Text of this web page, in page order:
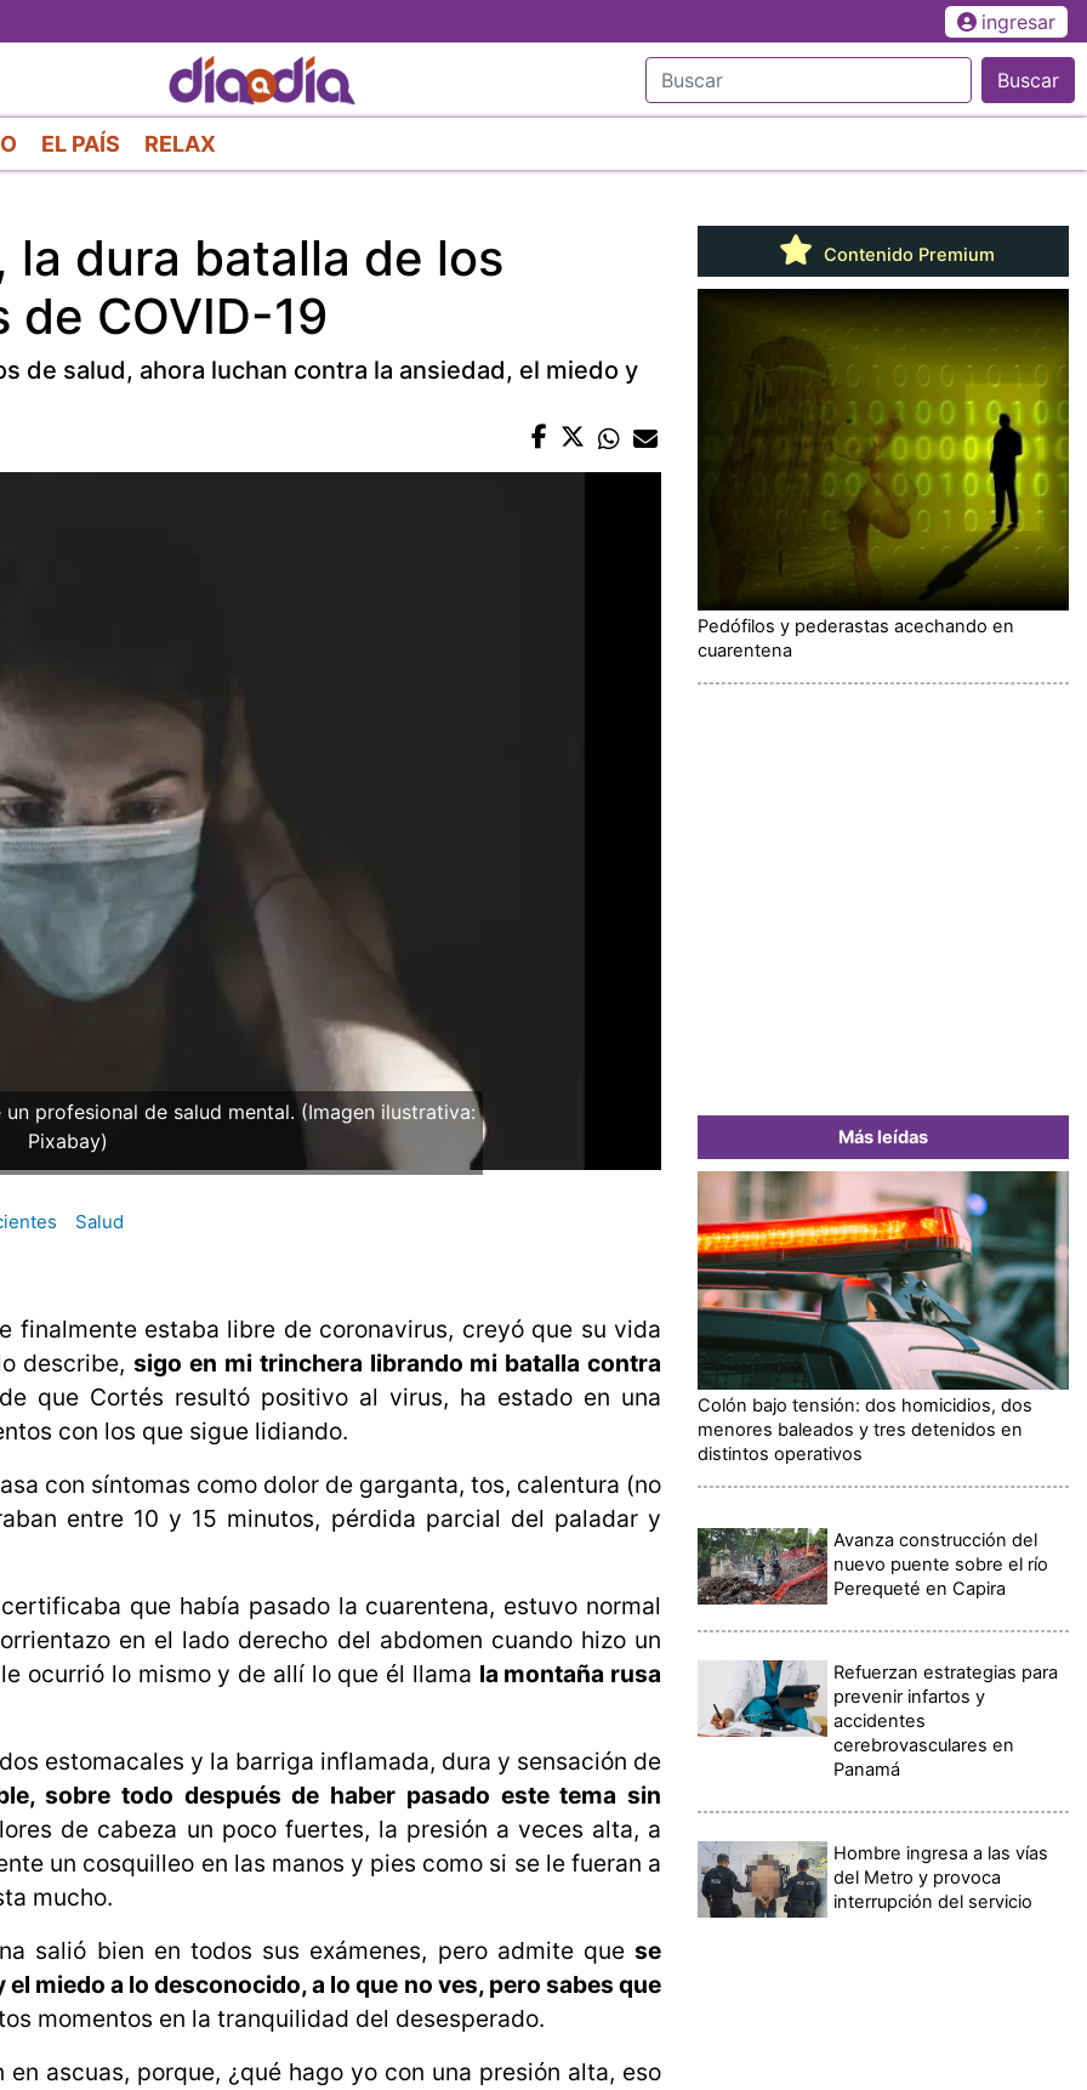
al
contenido
principal
ingresar
Buscar
EL PAÍS RELAX
la dura batalla de los
COVID-19
de salud, ahora luchan contra la ansiedad, el miedo y
profesional de salud mental. (Imagen ilustrativa:
Pixabay)
Salud
finalmente estaba libre de coronavirus, creyó que su vida
describe,sigo en mi trinchera librando mi batalla contra
que Cortés resultó positivo al virus, ha estado en una
con los que sigue lidiando.
con síntomas como dolor de garganta, tos, calentura (no
entre 10 y 15 minutos, pérdida parcial del paladar y
que había pasado la cuarentena, estuvo normal
en el lado derecho del abdomen cuando hizo un
ocurrió lo mismo y de allí lo que él llama la montaña rusa
estomacales y la barriga inflamada, dura y sensación de
sobre todo después de haber pasado este tema sin
de cabeza un poco fuertes, la presión a veces alta, a
un cosquilleo en las manos y pies como si se le fueran a
mucho.
salió bien en todos sus exámenes, pero admite que se
miedo a lo desconocido, a lo que no ves, pero sabes que
momentos en la tranquilidad del desesperado.
en ascuas, porque, ¿qué hago yo con una presión alta, eso
Contenido Premium
Pedófilos y pederastas acechando en
cuarentena
Más leídas
Colón bajo tensión: dos homicidios, dos
menores baleados y tres detenidos en
distintos operativos
Avanza construcción del
nuevo puente sobre el río
Perequeté en Capira
Refuerzan estrategias para
prevenir infartos y
accidentes
cerebrovasculares en
Panamá
Hombre ingresa a las vías
del Metro y provoca
interrupción del servicio